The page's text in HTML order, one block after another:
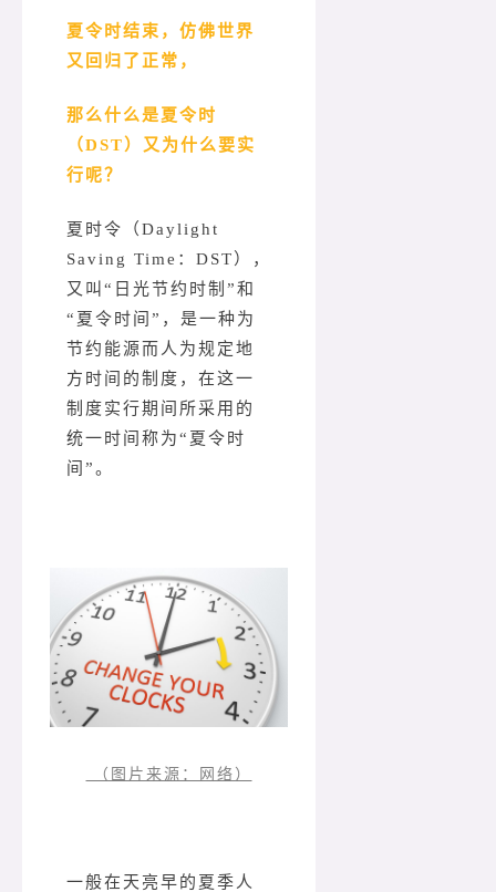
夏令时结束，仿佛世界
又回归了正常，
那么什么是夏令时
（DST）又为什么要实
行呢？
夏时令（Daylight
Saving Time：DST），
又叫“日光节约时制”和
“夏令时间”，是一种为
节约能源而人为规定地
方时间的制度，在这一
制度实行期间所采用的
统一时间称为“夏令时
间”。
（图片来源：网络）
一般在天亮早的夏季人